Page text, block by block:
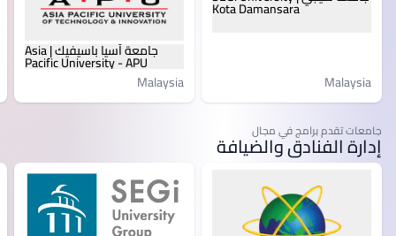
Kota Damansara
Malaysia
جامعة آسيا باسيفيك | Asia
Pacific University - APU
Malaysia
جامعات تقدم برامج في مجال
إدارة الفنادق والضيافة